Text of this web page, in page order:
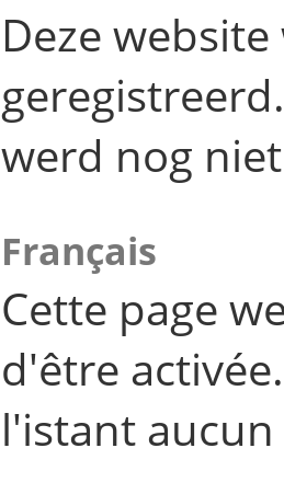
Deze
werd nog
Français
Cette page
d'être
l'istant